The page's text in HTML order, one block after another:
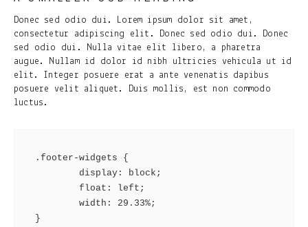
Donec sed odio dui. Lorem ipsum dolor sit amet,
consectetur adipiscing elit. Donec sed odio dui. Donec
sed odio dui. Nulla vitae elit libero, a pharetra
augue. Nullam id dolor id nibh ultricies vehicula ut id
elit. Integer posuere erat a ante venenatis dapibus
posuere velit aliquet. Duis mollis, est non commodo
luctus.
.footer-widgets {
}